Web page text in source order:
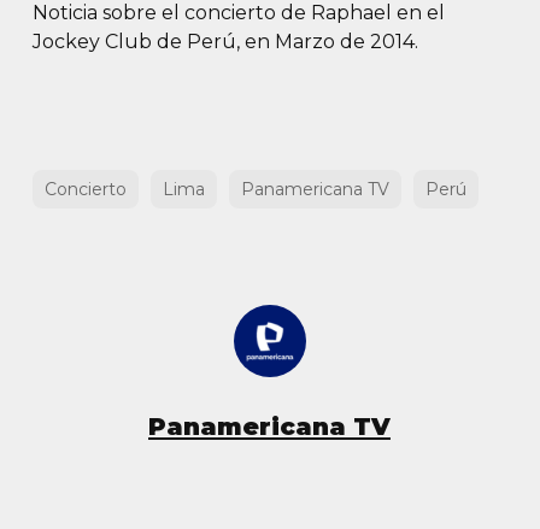
Noticia sobre el concierto de Raphael en el
Jockey Club de Perú, en Marzo de 2014.
Concierto Lima Panamericana TV Perú
Panamericana TV